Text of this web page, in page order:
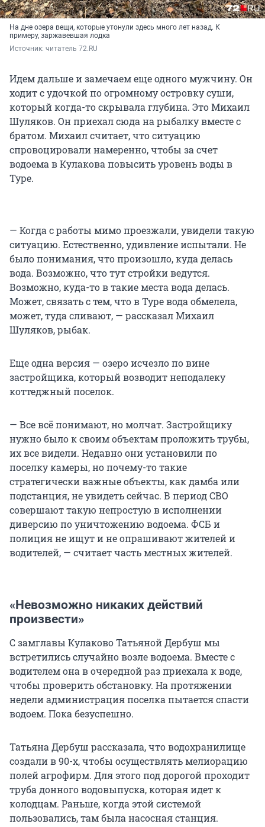
На дне озера вещи, которые утонули здесь много лет назад. К
примеру, заржавевшая лодка
Источник: читатель 72.RU
Идем дальше и замечаем еще одного мужчину. Он
ходит с удочкой по огромному островку суши,
который когда-то скрывала глубина. Это Михаил
Шуляков. Он приехал сюда на рыбалку вместе с
братом. Михаил считает, что ситуацию
спровоцировали намеренно, чтобы за счет
водоема в Кулакова повысить уровень воды в
Туре.
— Когда с работы мимо проезжали, увидели такую
ситуацию. Естественно, удивление испытали. Не
было понимания, что произошло, куда делась
вода. Возможно, что тут стройки ведутся.
Возможно, куда-то в такие места вода делась.
Может, связать с тем, что в Туре вода обмелела,
может, туда сливают, — рассказал Михаил
Шуляков, рыбак.
Еще одна версия — озеро исчезло по вине
застройщика, который возводит неподалеку
коттеджный поселок.
— Все всё понимают, но молчат. Застройщику
нужно было к своим объектам проложить трубы,
их все видели. Недавно они установили по
поселку камеры, но почему-то такие
стратегически важные объекты, как дамба или
подстанция, не увидеть сейчас. В период СВО
совершают такую непростую в исполнении
диверсию по уничтожению водоема. ФСБ и
полиция не ищут и не опрашивают жителей и
водителей, — считает часть местных жителей.
«Невозможно никаких действий
произвести»
С замглавы Кулаково Татьяной Дербуш мы
встретились случайно возле водоема. Вместе с
водителем она в очередной раз приехала к воде,
чтобы проверить обстановку. На протяжении
недели администрация поселка пытается спасти
водоем. Пока безуспешно.
Татьяна Дербуш рассказала, что водохранилище
создали в 90-х, чтобы осуществлять мелиорацию
полей агрофирм. Для этого под дорогой проходит
труба донного водовыпуска, которая идет к
колодцам. Раньше, когда этой системой
пользовались, там была насосная станция.